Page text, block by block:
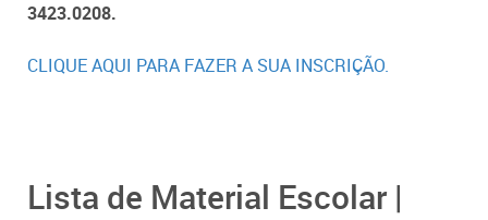
3423.0208.
CLIQUE AQUI PARA FAZER A SUA INSCRIÇÃO.
Lista de Material Escolar |